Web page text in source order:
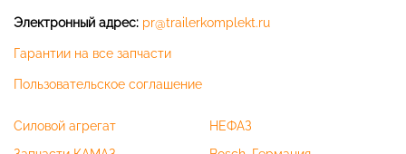
Электронный адрес: pr@trailerkomplekt.ru
Гарантии на все запчасти
Пользовательское соглашение
Силовой агрегат
НЕФАЗ